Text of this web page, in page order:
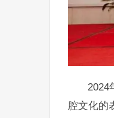
2024
腔文化的